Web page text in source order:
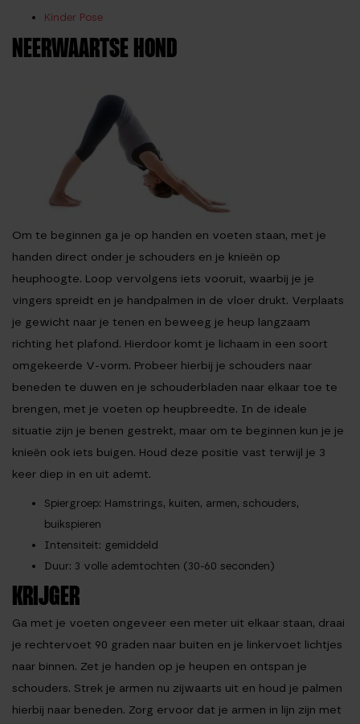
Kinder Pose
NEERWAARTSE HOND
Om te beginnen ga je op handen en voeten staan, met je
handen direct onder je schouders en je knieën op
heuphoogte. Loop vervolgens iets vooruit, waarbij je je
vingers spreidt en je handpalmen in de vloer drukt. Verplaats
je gewicht naar je tenen en beweeg je heup langzaam
richting het plafond. Hierdoor komt je lichaam in een soort
omgekeerde V-vorm. Probeer hierbij je schouders naar
beneden te duwen en je schouderbladen naar elkaar toe te
brengen, met je voeten op heupbreedte. In de ideale
situatie zijn je benen gestrekt, maar om te beginnen kun je je
knieën ook iets buigen. Houd deze positie vast terwijl je 3
keer diep in en uit ademt.
Spiergroep: Hamstrings, kuiten, armen, schouders,
buikspieren
Intensiteit: gemiddeld
Duur: 3 volle ademtochten (30-60 seconden)
KRIJGER
Ga met je voeten ongeveer een meter uit elkaar staan, draai
je rechtervoet 90 graden naar buiten en je linkervoet lichtjes
naar binnen. Zet je handen op je heupen en ontspan je
schouders. Strek je armen nu zijwaarts uit en houd je palmen
hierbij naar beneden. Zorg ervoor dat je armen in lijn zijn met